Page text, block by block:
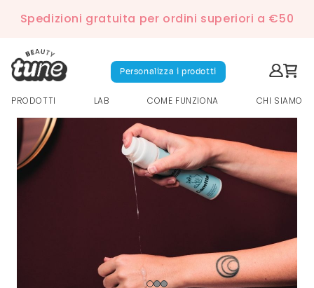
Spedizioni gratuita per ordini superiori a €50
Personalizza i prodotti
PRODOTTI LAB COME FUNZIONA CHI SIAMO